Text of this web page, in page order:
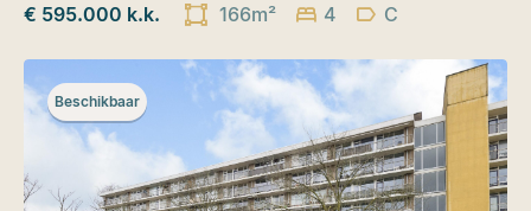
€ 595.000 k.k. 166m² 4 C
Beschikbaar